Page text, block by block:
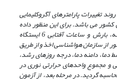
تغییرات پارامترهای آگروکلیمایی
می باشد. برای این منظور داده
های روزانه دمای کمینه، بیشینه، بارش و ساعات آفتابی 6 ایستگاه
از سازمان هواشناسی اخذ و از طریق
دما، دامنه دما، درجه روزهای رشد،
و مجموع واحدهای حرارتی نوری در
گردید. در مرحله بعد، از آزمون